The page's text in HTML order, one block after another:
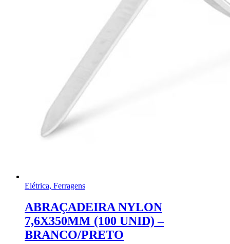
Elétrica, Ferragens
ABRAÇADEIRA NYLON
7,6X350MM (100 UNID) –
BRANCO/PRETO